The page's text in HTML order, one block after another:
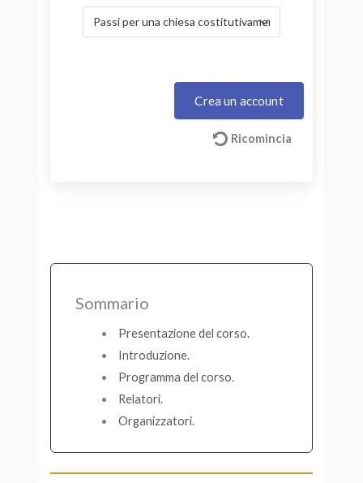
Crea un account
Ricomincia
Sommario
Presentazione del corso.
Introduzione.
Programma del corso.
Relatori.
Organizzatori.